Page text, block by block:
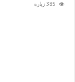
385 زيارة